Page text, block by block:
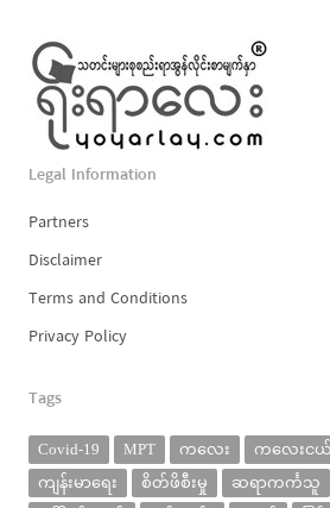
Legal Information
Partners
Disclaimer
Terms and Conditions
Privacy Policy
Tags
Covid-19 MPT ကလေး ကလေးငယ်
ကျန်းမာရေး
စိတ်ဖိစီးမှု ဆရာကင်္ကသူ